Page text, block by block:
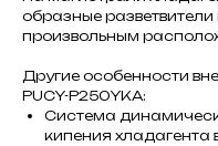
образные
произвольным
Другие особенности
PUCY-P250YKA:
Система
кипения